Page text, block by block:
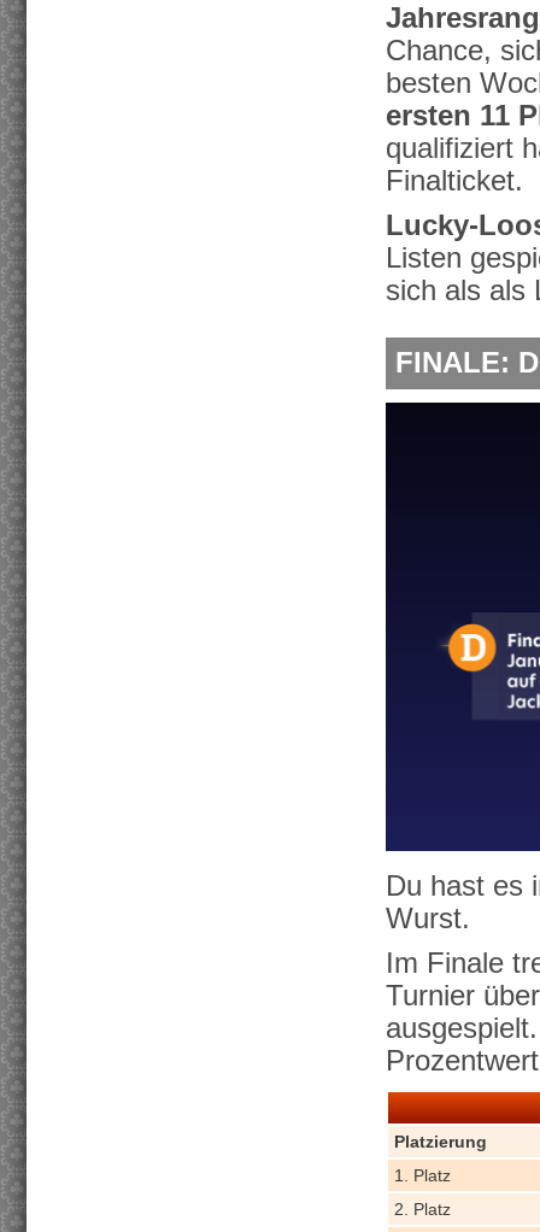
Chance,
besten
ersten 11
qualifiziert
Finalticket.
Lucky-
Listen
sich als als
FINALE:
Du hast es
Wurst.
Im Finale
Turnier
Platzierung
1. Platz
2. Platz